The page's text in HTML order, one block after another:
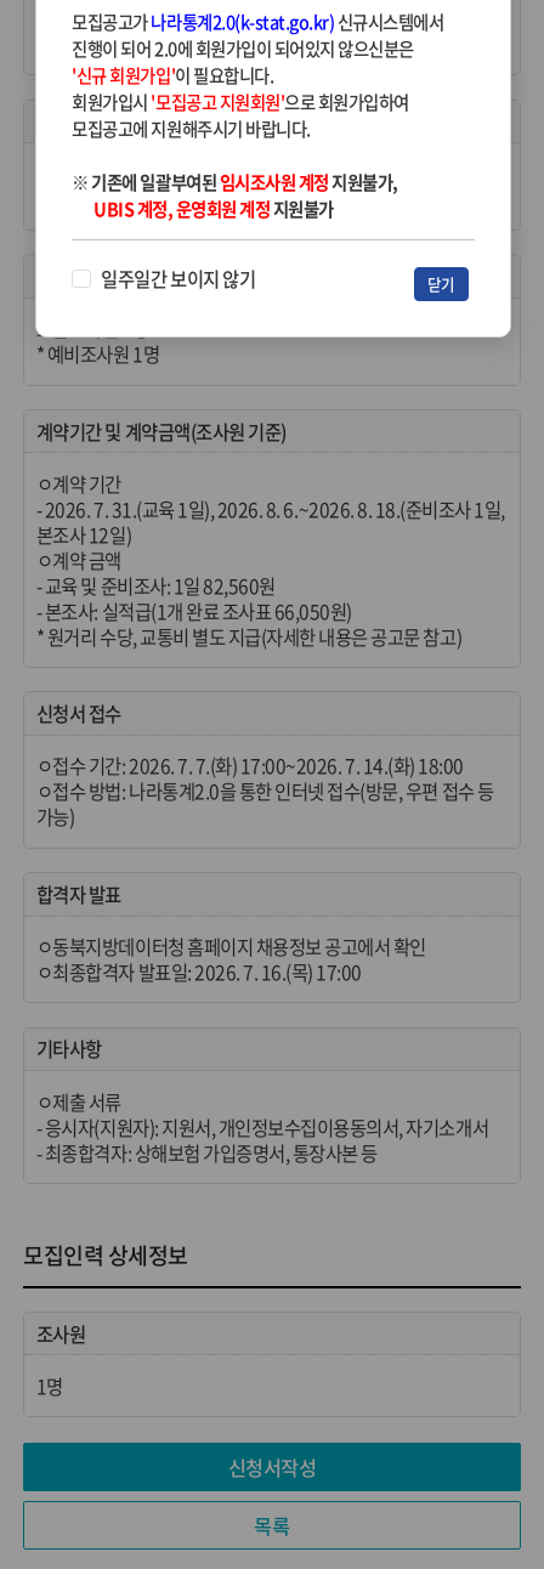
조사원 모집 계획을 다음과 같이 공고하오니 많은 지원을 바랍니
자격요건
ㅇ책임감이 투철하고 계약 기간 중 업무에 전념할 수 있는 자
ㅇ도급업무 수행에 지장이 없는 자
모집예정인원
도급조사원 1명
* 예비조사원 1명
계약기간 및 계약금액(조사원 기준)
ㅇ계약 기간
- 2026. 7. 31.(교육 1일), 2026. 8. 6.~2026. 8. 18.(준비조사 1일,
본조사 12일)
ㅇ계약 금액
- 교육 및 준비조사: 1일 82,560원
- 본조사: 실적급(1개 완료 조사표 66,050원)
* 원거리 수당, 교통비 별도 지급(자세한 내용은 공고문 참고)
신청서 접수
ㅇ접수 기간: 2026. 7. 7.(화) 17:00~2026. 7. 14.(화) 18:00
ㅇ접수 방법: 나라통계2.0을 통한 인터넷 접수(방문, 우편 접수 등
가능)
합격자 발표
ㅇ동북지방데이터청 홈페이지 채용정보 공고에서 확인
ㅇ최종합격자 발표일: 2026. 7. 16.(목) 17:00
기타사항
ㅇ제출 서류
- 응시자(지원자): 지원서, 개인정보수집이용동의서, 자기소개서
- 최종합격자: 상해보험 가입증명서, 통장사본 등
모집인력 상세정보
조사원
1명
신청서작성
목록
모집공고가나라통계2.0(k-stat.go.kr)신규시스템에서
진행이 되어 2.0에 회원가입이 되어있지 않으신분은
'신규 회원가입'이 필요합니다.
회원가입시'모집공고 지원회원'으로 회원가입하여
모집공고에 지원해주시기 바랍니다.
※ 기존에 일괄부여된임시조사원 계정지원불가,
UBIS 계정, 운영회원 계정지원불가
일주일간 보이지 않기 닫기